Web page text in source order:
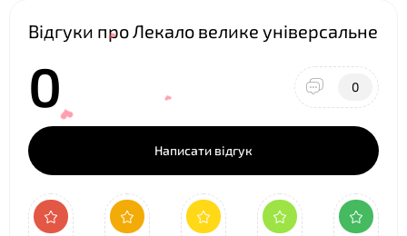
Відгуки про Лекало велике універсальне
0 0
Написати відгук
❤